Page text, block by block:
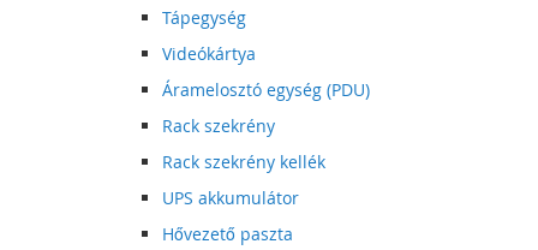
Tápegység
Videókártya
Áramelosztó egység (PDU)
Rack szekrény
Rack szekrény kellék
UPS akkumulátor
Hővezető paszta